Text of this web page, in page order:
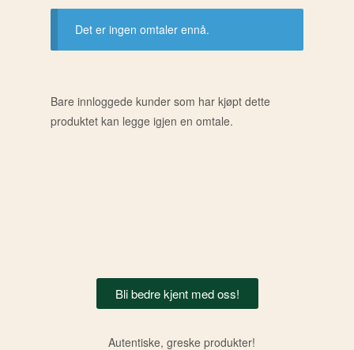
Det er ingen omtaler ennå.
Bare innloggede kunder som har kjøpt dette
produktet kan legge igjen en omtale.
Bli bedre kjent med oss!
Autentiske, greske produkter!